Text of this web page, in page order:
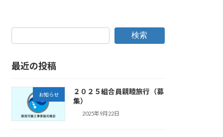
検索
最近の投稿
お知らせ
２０２５組合員親睦旅行（募
集）
2025年9月22日